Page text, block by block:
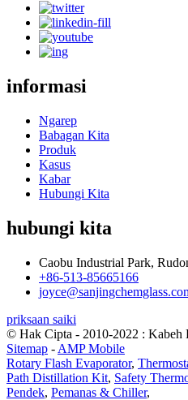
informasi
Ngarep
Babagan Kita
Produk
Kasus
Kabar
Hubungi Kita
hubungi kita
Caobu Industrial Park,
+86-513-85665166
priksaan saiki
© Hak Cipta - 2010-2022 : Kabeh
Sitemap - AMP Mobile
Rotary Flash Evaporator,
Path Distillation Kit, Safety
Pendek, Pemanas & Chiller,